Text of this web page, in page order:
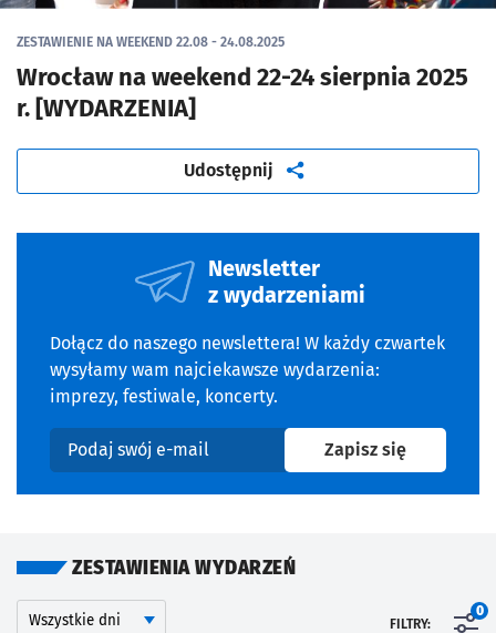
ZESTAWIENIE NA WEEKEND 22.08 - 24.08.2025
Wrocław na weekend 22-24 sierpnia 2025
r. [WYDARZENIA]
Udostępnij artykuł
Newsletter
z wydarzeniami
Dołącz do naszego newslettera! W każdy czwartek
wysyłamy wam najciekawsze wydarzenia:
imprezy, festiwale, koncerty.
Podaj swój e-mail
Zapisz sięna
ZESTAWIENIA WYDARZEŃ
Kalendarium
Wyszukaj wydarzenia po dniu
FILTRY:
0